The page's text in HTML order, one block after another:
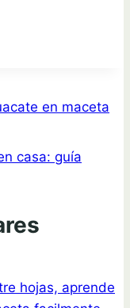
en maceta
casa: guía